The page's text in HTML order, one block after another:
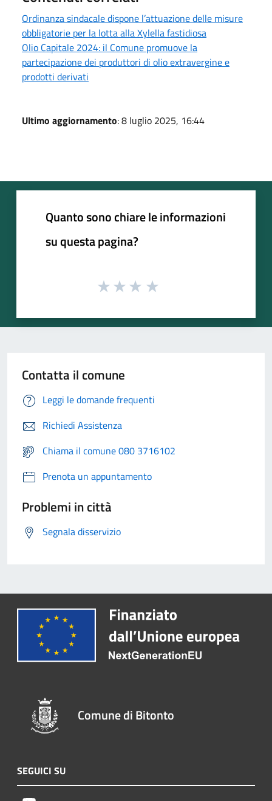
Ordinanza sindacale dispone l’attuazione delle misure
obbligatorie per la lotta alla Xylella fastidiosa
Olio Capitale 2024: il Comune promuove la
partecipazione dei produttori di olio extravergine e
prodotti derivati
Ultimo aggiornamento: 8 luglio 2025, 16:44
Quanto sono chiare le informazioni
su questa pagina?
Contatta il comune
Leggi le domande frequenti
Richiedi Assistenza
Chiama il comune 080 3716102
Prenota un appuntamento
Problemi in città
Segnala disservizio
Comune di Bitonto
SEGUICI SU